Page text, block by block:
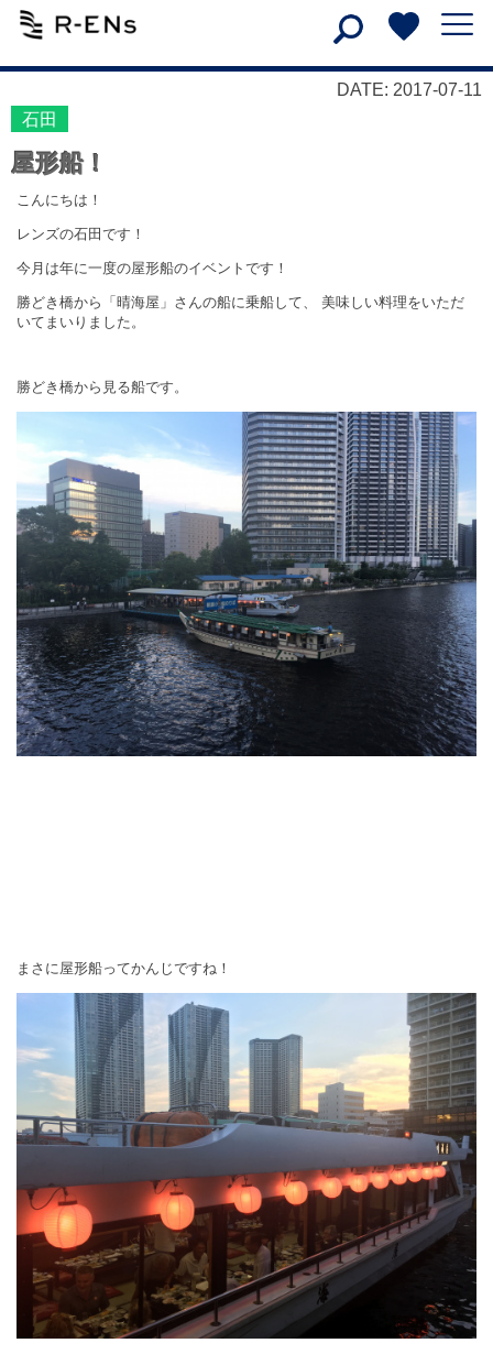
DATE: 2017-07-11
石田
屋形船！
こんにちは！
レンズの石田です！
今月は年に一度の屋形船のイベントです！
勝どき橋から「晴海屋」さんの船に乗船して、 美味しい料理をいただ
いてまいりました。
勝どき橋から見る船です。
まさに屋形船ってかんじですね！